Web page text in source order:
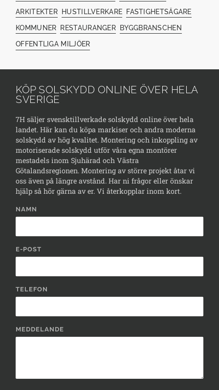
ARKITEKTER HUSTILLVERKARE FASTIGHETSÄGARE
KOMMUNER RESTAURANGER BYGGBRANSCHEN
OFFENTLIGA MILJÖER
KÖP SOLSKYDD ONLINE ÖVER HELA
SVERIGE
7H säljer svensktillverkade solskydd online över hela
landet. Här kan du köpa markiser och andra moderna
solskydd av hög kvalitet. Montering och inkoppling av
motoriserade solskydd utför våra egna montörer
mestadels inom Sjuhärad och Västra
Götalandsregionen. Montering av större projekt åtar vi
oss även på längre avstånd. Har ni frågor eller önskar
hjälp så hör gärna av er. Vi återkopplar inom kort.
NAMN
E-POST
TELEFON
MEDDELANDE